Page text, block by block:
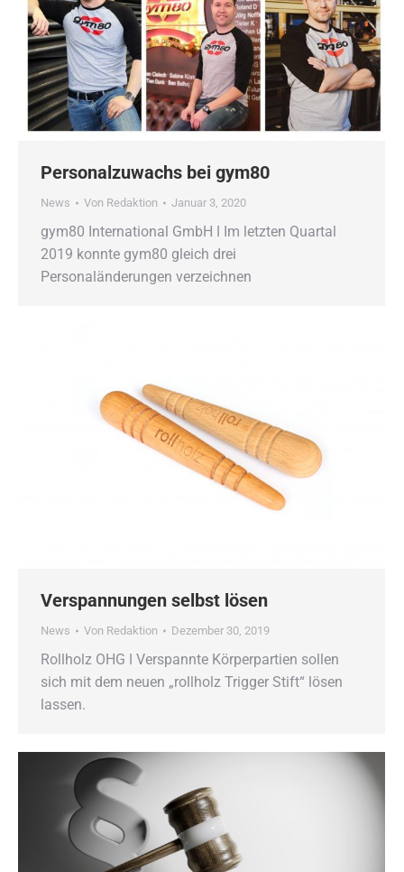
Personalzuwachs bei gym80
News Von Redaktion Januar 3, 2020
gym80 International GmbH ǀ Im letzten Quartal
2019 konnte gym80 gleich drei
Personaländerungen verzeichnen
Verspannungen selbst lösen
News Von Redaktion Dezember 30, 2019
Rollholz OHG ǀ Verspannte Körperpartien sollen
sich mit dem neuen „rollholz Trigger Stift“ lösen
lassen.